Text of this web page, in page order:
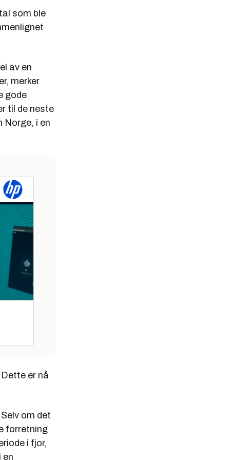
som ble
av en
merker
gode
til de neste
Norge, i en
er nå
om det
forretning
i fjor,
en